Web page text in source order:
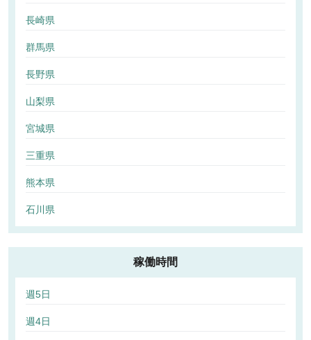
長崎県
群馬県
長野県
山梨県
宮城県
三重県
熊本県
石川県
稼働時間
週5日
週4日